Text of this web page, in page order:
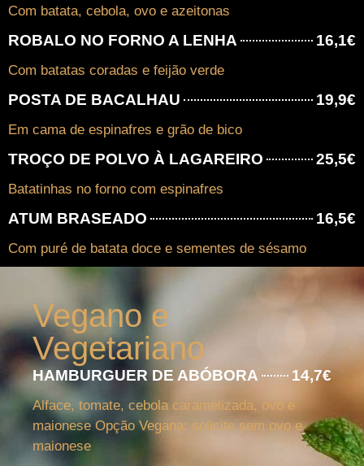
Com batata, cebola, ovo e azeitonas
ROBALO NO FORNO A LENHA 16,1€
Com batatas coradas e feijão verde
POSTA DE BACALHAU 19,9€
Em cama de espinafres e grão de bico
TROÇO DE POLVO À LAGAREIRO 25,5€
Batatinhas no forno com espinafres
ATUM BRASEADO 16,5€
Com puré de batata doce e sementes de sésamo
Vegano e
Vegetariano
HAMBURGUER DE ABÓBORA 14,7€
Alface, tomate, cebola caramelizada, ovo e
maionese Opção Vegana: solicite sem ovo e
maionese